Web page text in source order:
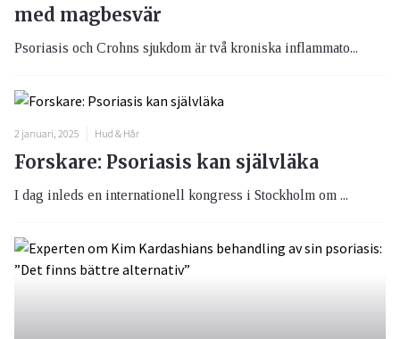
med magbesvär
Psoriasis och Crohns sjukdom är två kroniska inflammato...
2 januari, 2025 Hud & Hår
Forskare: Psoriasis kan självläka
I dag inleds en internationell kongress i Stockholm om ...